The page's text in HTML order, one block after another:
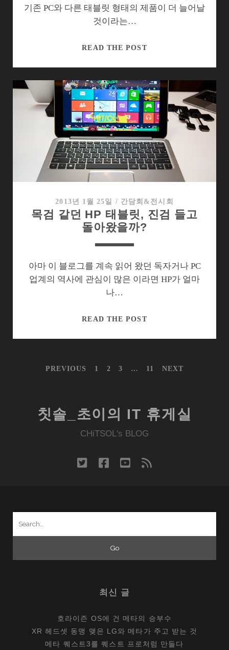
기존 PC와 다른 태블릿 형태의 제품이 더 늘어날
것이라는…
READ THE POST정
리
고
만
든
윈
도
8
릿
이
2013년 1월 25일 / 간담회&전시회
목검 같던 HP 태블릿, 진검 들고
돌아왔을까?
아마 이 블로그를 계속 읽어 왔던 독자거나 PC
업계의 역사에 관심이 많은 이라면 HP가 얼마
나…
READ THE POST목
HP
릿,
진
검
고
을
PREVIOUS 1 2 3 … 11 NEXT
칫솔_초이의 IT 휴게실
CHiTSOL's BLOG
twitterfacebook
youtube
rss
최신 글
호라이즌 OS에 건 메타의 승부수
XR 헤드셋 동맹 맺은 LG와 메타가 주고 받는 것
메타 퀘스트3를 퀘스트 프로처럼 만들다